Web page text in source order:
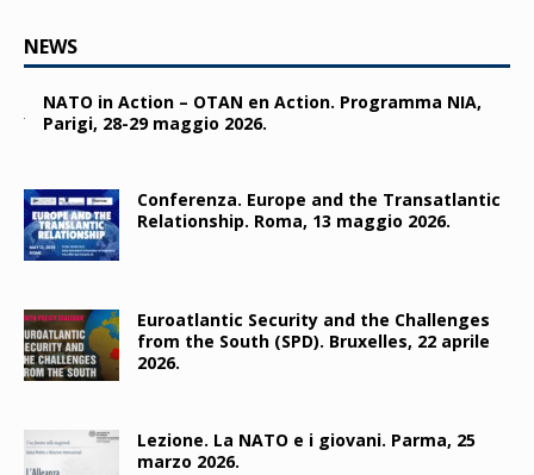
NEWS
NATO in Action – OTAN en Action. Programma NIA,
Parigi, 28-29 maggio 2026.
Conferenza. Europe and the Transatlantic
Relationship. Roma, 13 maggio 2026.
Euroatlantic Security and the Challenges
from the South (SPD). Bruxelles, 22 aprile
2026.
Lezione. La NATO e i giovani. Parma, 25
marzo 2026.